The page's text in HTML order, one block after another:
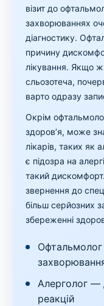
візит до
захворюваннях
діагностику.
причину
лікування. Якщо ж
сльозотеча,
варто одразу
Окрім
здоров’я, може
лікарів, таких як
є підозра на
такий
звернення до
більш серйозних
збереженні
Офтальмолог
Алерголог —
реакцій